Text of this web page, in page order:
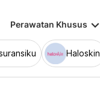
Perawatan Khusus keyboard_arrow_down
Haloskin